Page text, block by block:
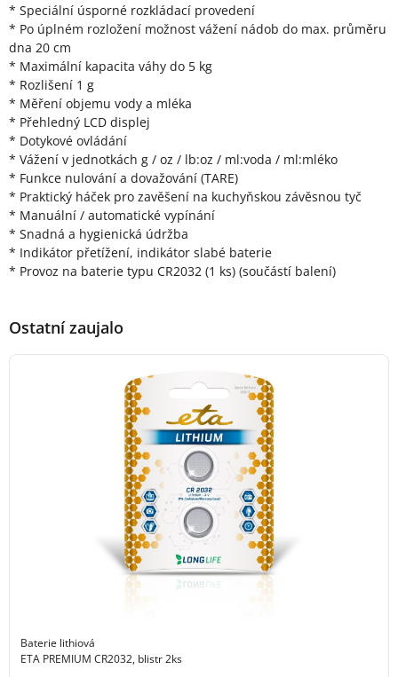
* Speciální úsporné rozkládací provedení
* Po úplném rozložení možnost vážení nádob do max. průměru
dna 20 cm
* Maximální kapacita váhy do 5 kg
* Rozlišení 1 g
* Měření objemu vody a mléka
* Přehledný LCD displej
* Dotykové ovládání
* Vážení v jednotkách g / oz / lb:oz / ml:voda / ml:mléko
* Funkce nulování a dovažování (TARE)
* Praktický háček pro zavěšení na kuchyňskou závěsnou tyč
* Manuální / automatické vypínání
* Snadná a hygienická údržba
* Indikátor přetížení, indikátor slabé baterie
* Provoz na baterie typu CR2032 (1 ks) (součástí balení)
Ostatní zaujalo
Baterie lithiová
ETA PREMIUM CR2032, blistr 2ks